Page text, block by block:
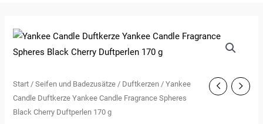
Start /Seifen und Badezusätze / Duftkerzen / Yankee
Candle Duftkerze Yankee Candle Fragrance Spheres
Black Cherry Duftperlen 170 g